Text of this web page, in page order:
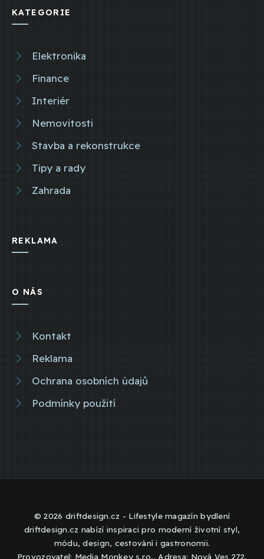
KATEGORIE
Elektronika
Finance
Interiér
Nemovitosti
Stavba a rekonstrukce
Tipy a rady
Zahrada
REKLAMA
O NÁS
Kontakt
Reklama
Ochrana osobních údajů
Podmínky použití
© 2026 driftdesign.cz - Lifestyle magazín bydlení
driftdesign.cz nabízí inspiraci pro moderní životní styl,
módu, design, cestování i gastronomii.
Provozovatel: Media Monkey s.r.o., Adresa: Nová Ves 272,